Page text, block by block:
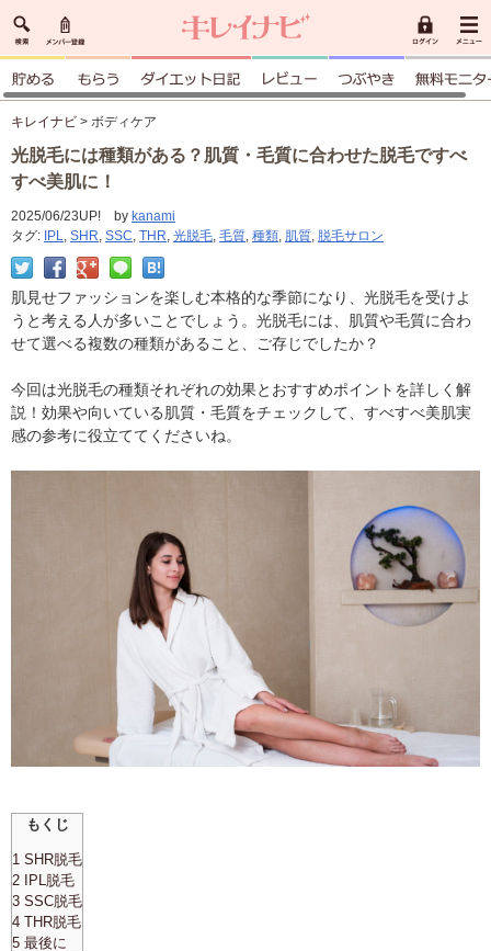
キレイナビ > ボディケア
光脱毛には種類がある？肌質・毛質に合わせた脱毛ですべ
すべ美肌に！
2025/06/23UP! by kanami
タグ: IPL, SHR, SSC, THR, 光脱毛, 毛質, 種類, 肌質, 脱毛サロン
肌見せファッションを楽しむ本格的な季節になり、光脱毛を受けよ
うと考える人が多いことでしょう。光脱毛には、肌質や毛質に合わ
せて選べる複数の種類があること、ご存じでしたか？
今回は光脱毛の種類それぞれの効果とおすすめポイントを詳しく解
説！効果や向いている肌質・毛質をチェックして、すべすべ美肌実
感の参考に役立ててくださいね。
もくじ
1 SHR脱毛
2 IPL脱毛
3 SSC脱毛
4 THR脱毛
5 最後に